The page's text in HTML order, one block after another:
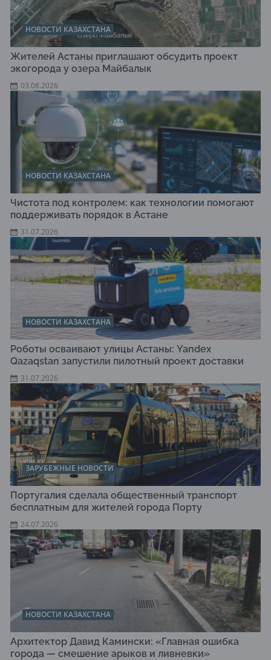
НОВОСТИ КАЗАХСТАНА
Жителей Астаны приглашают обсудить проект
экогорода у озера Майбалык
03.08.2026
НОВОСТИ КАЗАХСТАНА
Чистота под контролем: как технологии помогают
поддерживать порядок в Астане
31.07.2026
НОВОСТИ КАЗАХСТАНА
Роботы осваивают улицы Астаны: Yandex
Qazaqstan запустили пилотный проект доставки
31.07.2026
ЗАРУБЕЖНЫЕ НОВОСТИ
Португалия сделала общественный транспорт
бесплатным для жителей города Порту
24.07.2026
НОВОСТИ КАЗАХСТАНА
Архитектор Давид Камински: «Главная ошибка
города — смешение арыков и ливневки»